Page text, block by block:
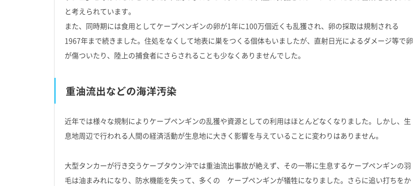
と考えられています。
また、同時期には食用としてケープペンギンの卵が1年に100万個近くも乱獲され、卵の採取は規制される
1967年まで続きました。住処をなくして地表に巣をつくる個体もいましたが、直射日光によるダメージ等で卵
が傷ついたり、陸上の捕食者にさらされることも少なくありませんでした。
重油流出などの海洋汚染
近年では様々な規制によりケープペンギンの乱獲や資源としての利用はほとんどなくなりました。しかし、生
息地周辺で行われる人間の経済活動が生息地に大きく影響を与えていることに変わりはありません。
大型タンカーが行き交うケープタウン沖では重油流出事故が絶えず、その一帯に生息するケープペンギンの羽
毛は油まみれになり、防水機能を失って、多くの ケープペンギンが犠牲になりました。さらに追い打ちをか